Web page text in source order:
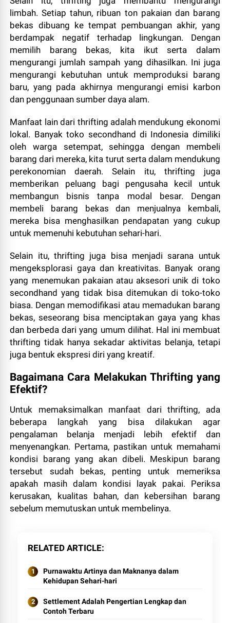
limbah. Setiap tahun, ribuan ton pakaian dan barang
bekas dibuang ke tempat pembuangan akhir, yang
berdampak negatif terhadap lingkungan. Dengan
memilih barang bekas, kita ikut serta dalam
mengurangi jumlah sampah yang dihasilkan. Ini juga
mengurangi kebutuhan untuk memproduksi barang
baru, yang pada akhirnya mengurangi emisi karbon
dan penggunaan sumber daya alam.
Manfaat lain dari thrifting adalah mendukung ekonomi
lokal. Banyak toko secondhand di Indonesia dimiliki
oleh warga setempat, sehingga dengan membeli
barang dari mereka, kita turut serta dalam mendukung
perekonomian daerah. Selain itu, thrifting juga
memberikan peluang bagi pengusaha kecil untuk
membangun bisnis tanpa modal besar. Dengan
membeli barang bekas dan menjualnya kembali,
mereka bisa menghasilkan pendapatan yang cukup
untuk memenuhi kebutuhan sehari-hari.
Selain itu, thrifting juga bisa menjadi sarana untuk
mengeksplorasi gaya dan kreativitas. Banyak orang
yang menemukan pakaian atau aksesori unik di toko
secondhand yang tidak bisa ditemukan di toko-toko
biasa. Dengan memodifikasi atau memadukan barang
bekas, seseorang bisa menciptakan gaya yang khas
dan berbeda dari yang umum dilihat. Hal ini membuat
thrifting tidak hanya sekadar aktivitas belanja, tetapi
juga bentuk ekspresi diri yang kreatif.
Bagaimana Cara Melakukan Thrifting yang
Efektif?
Untuk memaksimalkan manfaat dari thrifting, ada
beberapa langkah yang bisa dilakukan agar
pengalaman belanja menjadi lebih efektif dan
menyenangkan. Pertama, pastikan untuk memahami
kondisi barang yang akan dibeli. Meskipun barang
tersebut sudah bekas, penting untuk memeriksa
apakah masih dalam kondisi layak pakai. Periksa
kerusakan, kualitas bahan, dan kebersihan barang
sebelum memutuskan untuk membelinya.
RELATED ARTICLE
Purnawaktu Artinya dan Maknanya dalam
Kehidupan Sehari-hari
Settlement Adalah Pengertian Lengkap dan
Contoh Terbaru